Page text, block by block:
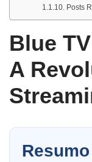
Posts
Blue
A